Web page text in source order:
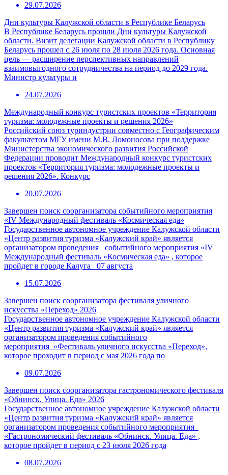
29.07.2026
Дни культуры Калужской области в Республике Беларусь
В Республике Беларусь прошли Дни культуры Калужской
области. Визит делегации Калужской области в Республику
Беларусь прошел с 26 июля по 28 июля 2026 года. Основная
цель — расширение перспективных направлений
взаимовыгодного сотрудничества на период до 2029 года.
Министр культуры и
24.07.2026
Международный конкурс туристских проектов «Территория
туризма: молодежные проекты и решения 2026»
Российский союз туриндустрии совместно с Географическим
факультетом МГУ имени М.В. Ломоносова при поддержке
Министерства экономического развития Российской
Федерации проводит Международный конкурс туристских
проектов «Территория туризма: молодежные проекты и
решения 2026». Конкурс
20.07.2026
Завершен поиск соорганизатора событийного мероприятия
«IV Международный фестиваль «Космическая еда»
Государственное автономное учреждение Калужской области
«Центр развития туризма «Калужский край» является
организатором проведения событийного мероприятия «IV
Международный фестиваль «Космическая еда» , которое
пройдет в городе Калуга 07 августа
15.07.2026
Завершен поиск соорганизатора фестиваля уличного
искусства «Переход» 2026
Государственное автономное учреждение Калужской области
«Центр развития туризма «Калужский край» является
организатором проведения событийного
мероприятия «Фестиваль уличного искусства «Переход»,
которое проходит в период с мая 2026 года по
09.07.2026
Завершен поиск соорганизатора гастрономического фестиваля
«Обнинск. Улица. Еда» 2026
Государственное автономное учреждение Калужской области
«Центр развития туризма «Калужский край» является
организатором проведения событийного мероприятия
«Гастрономический фестиваль «Обнинск. Улица. Еда» ,
которое пройдет в период с 23 июля 2026 года
08.07.2026